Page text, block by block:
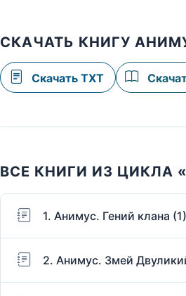
СКАЧАТЬ КНИГУ
Скачать TXT
ВСЕ КНИГИ ИЗ ЦИКЛА
1. Анимус. Гений клана (1)
2. Анимус. Змей